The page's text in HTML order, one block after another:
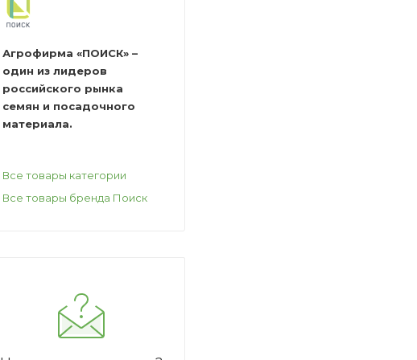
Агрофирма «ПОИСК» –
один из лидеров
российского рынка
семян и посадочного
материала.
Все товары категории
Все товары бренда Поиск